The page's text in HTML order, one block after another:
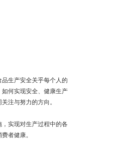
生产安全关乎每个人的
何实现安全、健康生产
注与努力的方向。
实现对生产过程中的各
者健康。